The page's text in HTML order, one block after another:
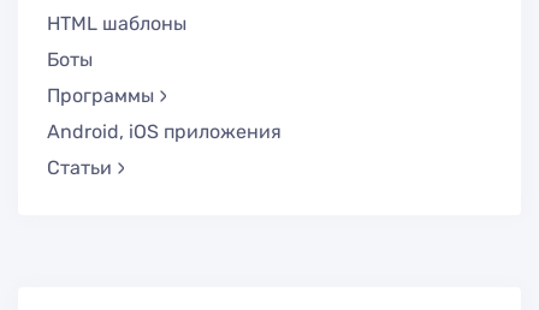
HTML шаблоны
Боты
Программы
Android, iOS приложения
Статьи